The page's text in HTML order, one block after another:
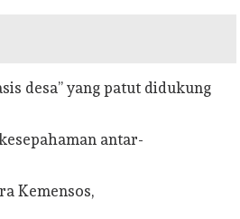
desa” yang patut didukung
antar-
Kemensos,